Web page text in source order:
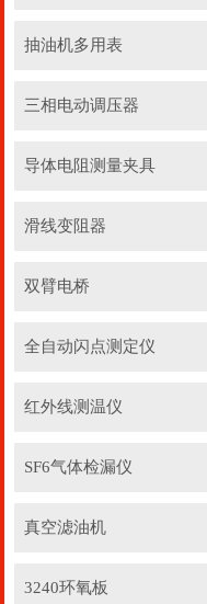
抽油机多用表
三相电动调压器
导体电阻测量夹具
滑线变阻器
双臂电桥
全自动闪点测定仪
红外线测温仪
SF6气体检漏仪
真空滤油机
3240环氧板